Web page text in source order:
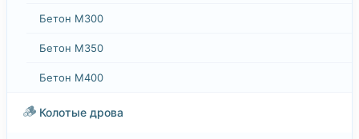
Бетон М300
Бетон М350
Бетон М400
🪵 Колотые дрова